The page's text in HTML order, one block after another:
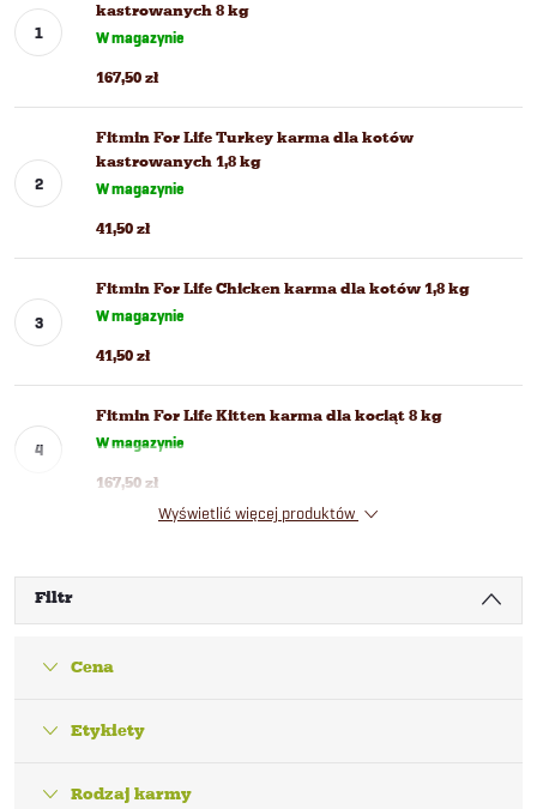
kastrowanych 8 kg
W magazynie
167,50 zł
Fitmin For Life Turkey karma dla kotów
kastrowanych 1,8 kg
W magazynie
41,50 zł
Fitmin For Life Chicken karma dla kotów 1,8 kg
W magazynie
41,50 zł
Fitmin For Life Kitten karma dla kociąt 8 kg
W magazynie
167,50 zł
Wyświetlić więcej produktów
Filtr
Cena
Etykiety
Rodzaj karmy